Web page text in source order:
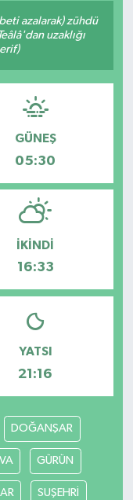
azalarak) zühdü
uzaklığı
GÜNEŞ
05:30
İKINDI
16:33
YATSI
21:16
DOĞANŞAR
GÜRÜN
SUŞEHRİ